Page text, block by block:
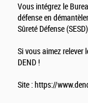
Vous intégrez le
défense en
Sûreté Défense
Si vous aimez relever
DEND !
Site : https://